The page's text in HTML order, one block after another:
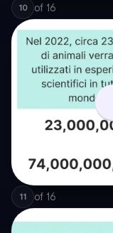
10 of 16
11 of 16